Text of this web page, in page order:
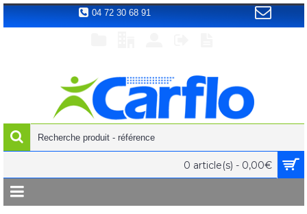
04 72 30 68 91
0 article(s) - 0,00€